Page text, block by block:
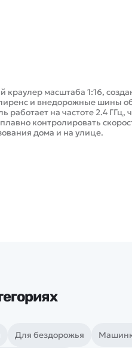
краулер масштаба 1:16,
и внедорожные шины
на частоте 2.4 ГГц,
контролировать
дома и на улице.
Для бездорожья